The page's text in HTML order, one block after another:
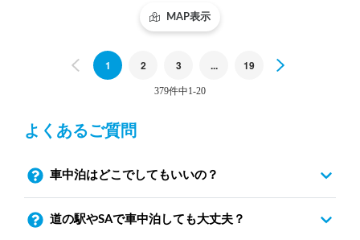
MAP表示
Previous
1 2 3 ... 19
379件中1-20
よくあるご質問
車中泊はどこでしてもいいの？
道の駅やSAで車中泊しても大丈夫？